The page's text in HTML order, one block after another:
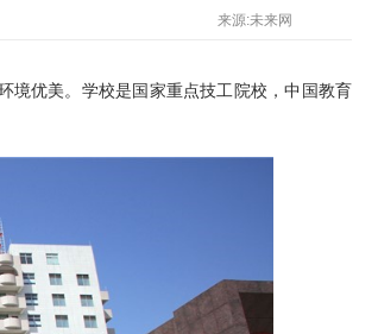
来源:未来网
优美。学校是国家重点技工院校，中国教育